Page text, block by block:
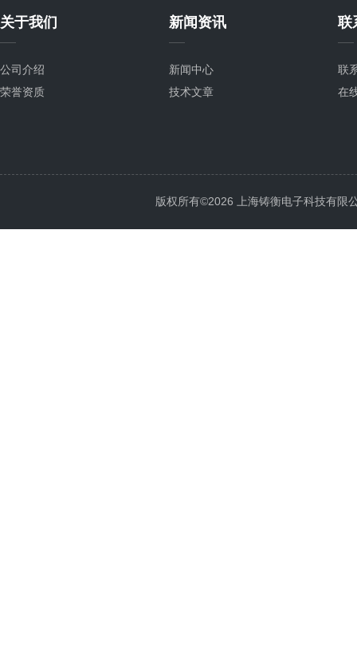
关于我们
公司介绍
荣誉资质
新闻资讯
新闻中心
技术文章
联
联
在
版权所有©2026 上海铸衡电子科技有